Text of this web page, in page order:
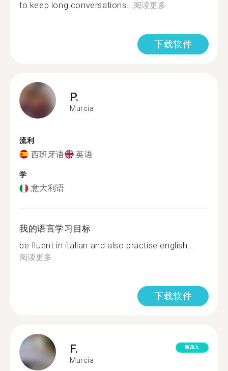
to keep long conversations...阅读更多
下载软件
P.
Murcia
流利
西班牙语 英语
学
意大利语
我的语言学习目标
be fluent in italian and also practise english...
阅读更多
下载软件
F.
Murcia
新加入